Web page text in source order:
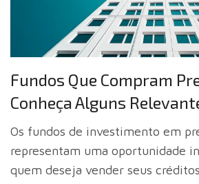
Fundos Que Compram
Conheça Alguns
Os fundos de investimento em
representam uma oportunidade
quem deseja vender seus